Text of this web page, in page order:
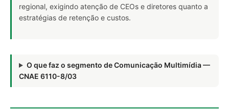
regional, exigindo atenção de CEOs e diretores quanto a
estratégias de retenção e custos.
O que faz o segmento de Comunicação Multimídia —
CNAE 6110-8/03